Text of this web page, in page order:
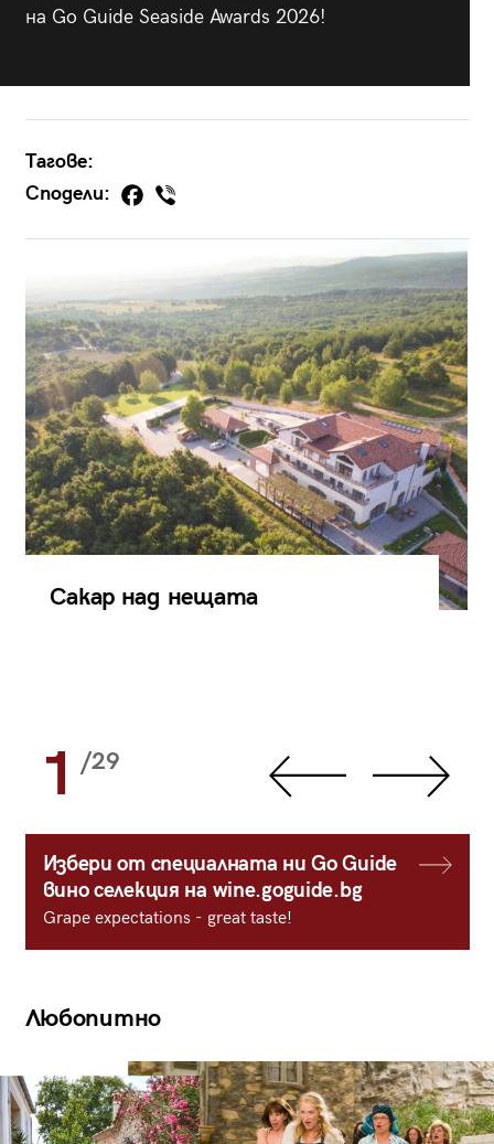
на Go Guide Seaside Awards 2026!
Тагове:
Сподели:
Сакар над нещата
1 /29
Избери от специалната ни Go Guide
вино селекция на wine.goguide.bg
Grape expectations - great taste!
Любопитно